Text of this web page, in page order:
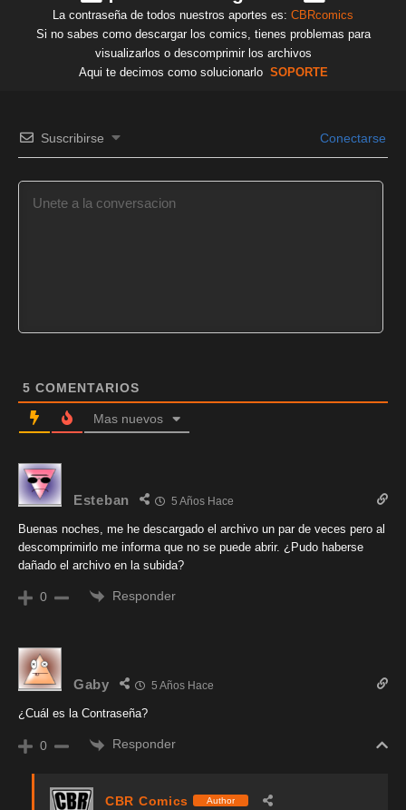
La contraseña de todos nuestros aportes es: CBRcomics
Si no sabes como descargar los comics, tienes problemas para
visualizarlos o descomprimir los archivos
Aqui te decimos como solucionarlo SOPORTE
Suscribirse Conectarse
5 COMENTARIOS
Mas nuevos
Esteban 5 Años Hace
Buenas noches, me he descargado el archivo un par de veces pero al
descomprimirlo me informa que no se puede abrir. ¿Pudo haberse
dañado el archivo en la subida?
0 Responder
Gaby 5 Años Hace
¿Cuál es la Contraseña?
0 Responder
CBR Comics Author